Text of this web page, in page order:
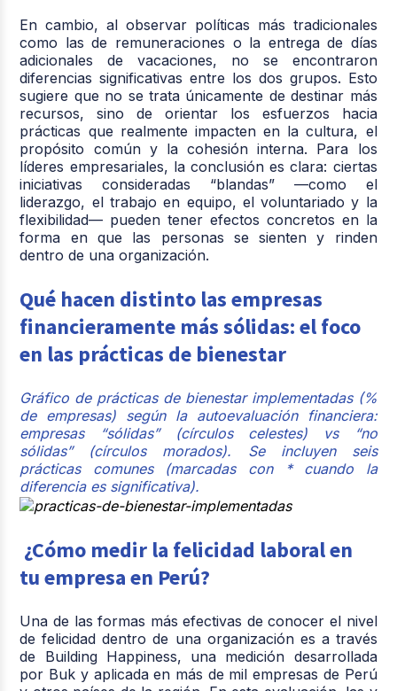
En cambio, al observar políticas más tradicionales
como las de remuneraciones o la entrega de días
adicionales de vacaciones, no se encontraron
diferencias significativas entre los dos grupos. Esto
sugiere que no se trata únicamente de destinar más
recursos, sino de orientar los esfuerzos hacia
prácticas que realmente impacten en la cultura, el
propósito común y la cohesión interna. Para los
líderes empresariales, la conclusión es clara: ciertas
iniciativas consideradas “blandas” —como el
liderazgo, el trabajo en equipo, el voluntariado y la
flexibilidad— pueden tener efectos concretos en la
forma en que las personas se sienten y rinden
dentro de una organización.
Qué hacen distinto las empresas
financieramente más sólidas: el foco
en las prácticas de bienestar
Gráfico de prácticas de bienestar implementadas (%
de empresas) según la autoevaluación financiera:
empresas “sólidas” (círculos celestes) vs “no
sólidas” (círculos morados). Se incluyen seis
prácticas comunes (marcadas con * cuando la
diferencia es significativa).
¿Cómo medir la felicidad laboral en
tu empresa en Perú?
Una de las formas más efectivas de conocer el nivel
de felicidad dentro de una organización es a través
de Building Happiness, una medición desarrollada
por Buk y aplicada en más de mil empresas de Perú